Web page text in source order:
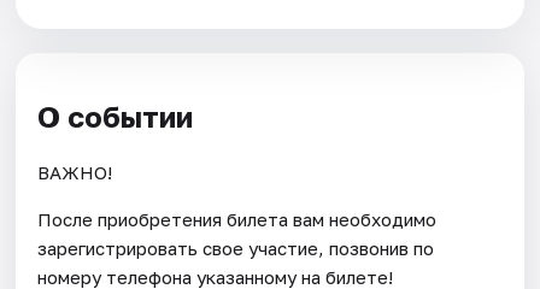
О событии
ВАЖНО!
После приобретения билета вам необходимо
зарегистрировать свое участие, позвонив по
номеру телефона указанному на билете!